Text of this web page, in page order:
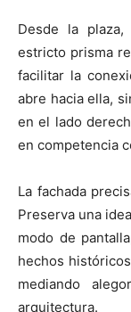
Desde la
estricto prisma
facilitar la
abre hacia ella,
en el lado
en competencia
La fachada
Preserva una
modo de
hechos
mediando
arquitectura.